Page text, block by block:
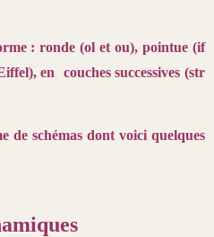
: ronde (ol et ou), pointue (if
en couches successives (str
de schémas dont voici quelques